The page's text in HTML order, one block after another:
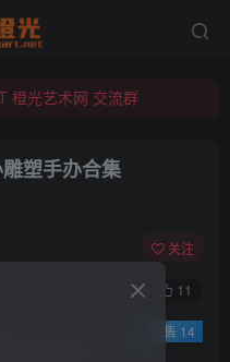
进行到底！！！
进行到底！！！
塑手办合集
关注
61 11
已售 14